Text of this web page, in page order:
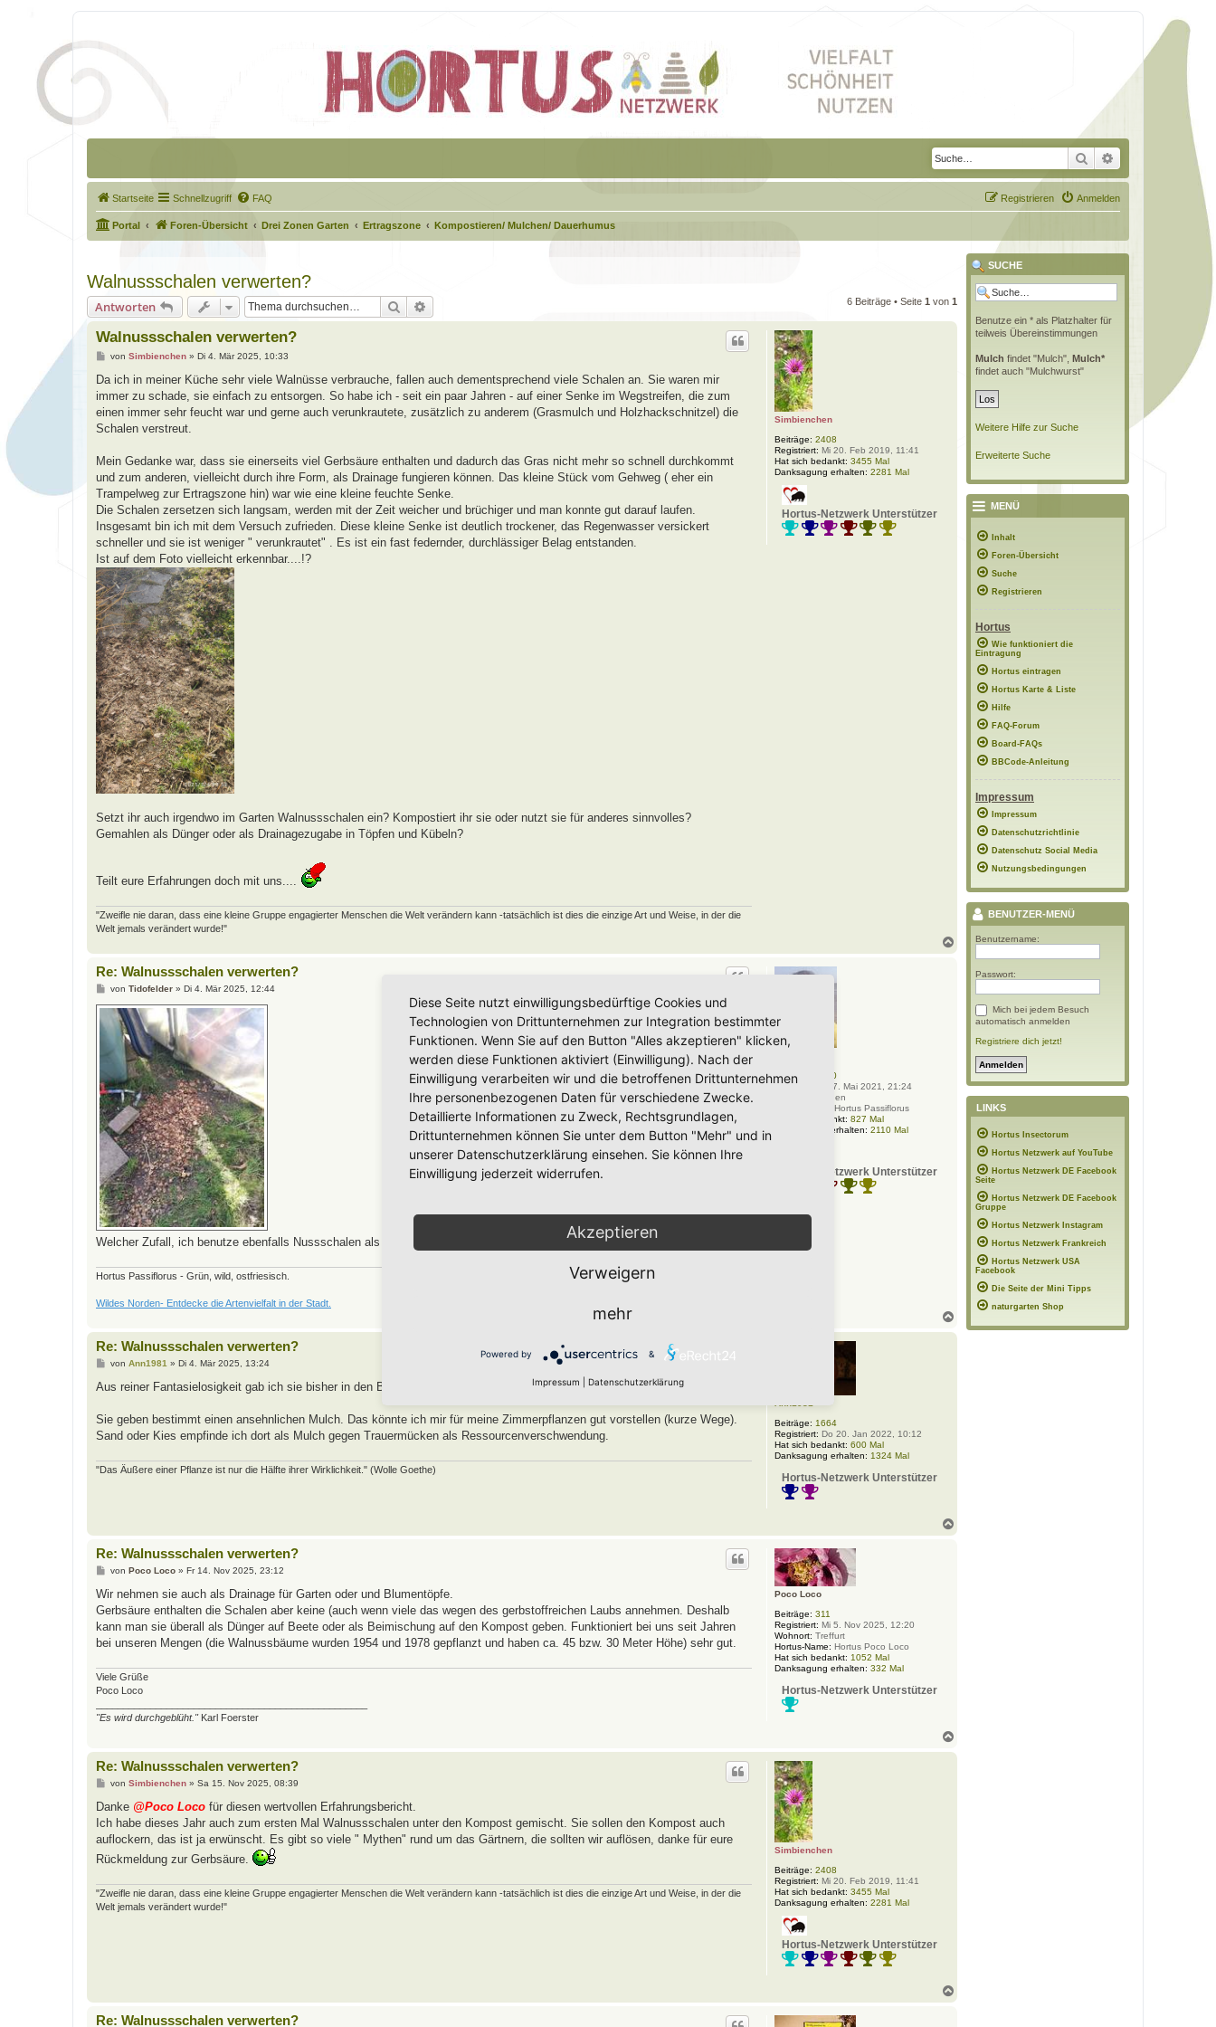
Suche Erweiterte Suche
Startseite Schnellzugriff FAQ Anmelden
Registrieren
Portal Foren-Übersicht Drei Zonen Garten Ertragszone Kompostieren/ Mulchen/ Dauerhumus
Walnussschalen verwerten?
Antworten Suche 6 Beiträge • Seite 1 von 1
Simbienchen
Beiträge: 2408
Registriert: Mi 20. Feb 2019, 11:41
Hat sich bedankt: 3455 Mal
Danksagung erhalten: 2281 Mal
Hortus-Netzwerk Unterstützer
Walnussschalen verwerten?
B
i
r
a
von Simbienchen» Di 4. Mär 2025, 10:33
Da ich in meiner Küche sehr viele Walnüsse verbrauche, fallen auch dementsprechend viele Schalen an. Sie waren mir
immer zu schade, sie einfach zu entsorgen. So habe ich - seit ein paar Jahren - auf einer Senke im Wegstreifen, die zum
einen immer sehr feucht war und gerne auch verunkrautete, zusätzlich zu anderem (Grasmulch und Holzhackschnitzel) die
Schalen verstreut.
Mein Gedanke war, dass sie einerseits viel Gerbsäure enthalten und dadurch das Gras nicht mehr so schnell durchkommt
und zum anderen, vielleicht durch ihre Form, als Drainage fungieren können. Das kleine Stück vom Gehweg ( eher ein
Trampelweg zur Ertragszone hin) war wie eine kleine feuchte Senke.
Die Schalen zersetzen sich langsam, werden mit der Zeit weicher und brüchiger und man konnte gut darauf laufen.
Insgesamt bin ich mit dem Versuch zufrieden. Diese kleine Senke ist deutlich trockener, das Regenwasser versickert
schneller und sie ist weniger " verunkrautet" . Es ist ein fast federnder, durchlässiger Belag entstanden.
Ist auf dem Foto vielleicht erkennbar....!?
Setzt ihr auch irgendwo im Garten Walnussschalen ein? Kompostiert ihr sie oder nutzt sie für anderes sinnvolles?
Gemahlen als Dünger oder als Drainagezugabe in Töpfen und Kübeln?
Teilt eure Erfahrungen doch mit uns....
"Zweifle nie daran, dass eine kleine Gruppe engagierter Menschen die Welt verändern kann -tatsächlich ist dies die einzige Art und Weise, in der die
Welt jemals verändert wurde!"
Beiträge:
1710
Registriert:
Fr 7. Mai 2021, 21:24
Norden
Hortus Passiflorus
Hat sich bedankt: 827 Mal
Danksagung erhalten: 2110 Mal
Hortus-Netzwerk Unterstützer
Re: Walnussschalen verwerten?
B
i
r
g
von Tidofelder» Di 4. Mär 2025, 12:44
Welcher Zufall, ich benutze ebenfalls Nussschalen als Drainage. Vor der Gewächshaustür ist es immer feucht.
Hortus Passiflorus - Grün, wild, ostfriesisch.
Wildes Norden- Entdecke die Artenvielfalt in der Stadt.
Beiträge: 1664
Registriert: Do 20. Jan 2022, 10:12
Hat sich bedankt: 600 Mal
Danksagung erhalten: 1324 Mal
Hortus-Netzwerk Unterstützer
Re: Walnussschalen verwerten?
B
a
von Ann1981» Di 4. Mär 2025, 13:24
Aus reiner Fantasielosigkeit gab ich sie bisher in den Bokashi/ Kompost, obwohl ich sie dafür zu hart finde.
Sie geben bestimmt einen ansehnlichen Mulch. Das könnte ich mir für meine Zimmerpflanzen gut vorstellen (kurze Wege).
Sand oder Kies empfinde ich dort als Mulch gegen Trauermücken als Ressourcenverschwendung.
"Das Äußere einer Pflanze ist nur die Hälfte ihrer Wirklichkeit." (Wolle Goethe)
Poco Loco
Beiträge: 311
Registriert: Mi 5. Nov 2025, 12:20
Wohnort: Treffurt
Hortus-Name: Hortus Poco Loco
Hat sich bedankt: 1052 Mal
Danksagung erhalten: 332 Mal
Hortus-Netzwerk Unterstützer
Re: Walnussschalen verwerten?
B
i
r
a
von Poco Loco» Fr 14. Nov 2025, 23:12
Wir nehmen sie auch als Drainage für Garten oder und Blumentöpfe.
Gerbsäure enthalten die Schalen aber keine (auch wenn viele das wegen des gerbstoffreichen Laubs annehmen. Deshalb
kann man sie überall als Dünger auf Beete oder als Beimischung auf den Kompost geben. Funktioniert bei uns seit Jahren
bei unseren Mengen (die Walnussbäume wurden 1954 und 1978 gepflanzt und haben ca. 45 bzw. 30 Meter Höhe) sehr gut.
Viele Grüße
Poco Loco
"Es wird durchgeblüht." Karl Foerster
Simbienchen
Beiträge: 2408
Registriert: Mi 20. Feb 2019, 11:41
Hat sich bedankt: 3455 Mal
Danksagung erhalten: 2281 Mal
Hortus-Netzwerk Unterstützer
Re: Walnussschalen verwerten?
B
i
r
a
von Simbienchen» Sa 15. Nov 2025, 08:39
Danke @Poco Loco für diesen wertvollen Erfahrungsbericht.
Ich habe dieses Jahr auch zum ersten Mal Walnussschalen unter den Kompost gemischt. Sie sollen den Kompost auch
auflockern, das ist ja erwünscht. Es gibt so viele " Mythen" rund um das Gärtnern, die sollten wir auflösen, danke für eure
Rückmeldung zur Gerbsäure.
"Zweifle nie daran, dass eine kleine Gruppe engagierter Menschen die Welt verändern kann -tatsächlich ist dies die einzige Art und Weise, in der die
Welt jemals verändert wurde!"
Re: Walnussschalen verwerten?
SUCHE
Benutze ein * als Platzhalter für
teilweis Übereinstimmungen
Mulch findet "Mulch", Mulch*
findet auch "Mulchwurst"
Weitere Hilfe zur Suche
Erweiterte Suche
MENÜ
Inhalt
Foren-Übersicht
Suche
Registrieren
Hortus
Wie funktioniert die
Eintragung
Hortus eintragen
Hortus Karte & Liste
Hilfe
FAQ-Forum
Board-FAQs
BBCode-Anleitung
Impressum
Impressum
Datenschutzrichtlinie
Datenschutz Social Media
Nutzungsbedingungen
BENUTZER-MENÜ
Benutzername:
Passwort:
Mich bei jedem Besuch
automatisch anmelden
Registriere dich jetzt!
LINKS
Hortus Insectorum
Hortus Netzwerk auf YouTube
Hortus Netzwerk DE Facebook
Seite
Hortus Netzwerk DE Facebook
Gruppe
Hortus Netzwerk Instagram
Hortus Netzwerk Frankreich
Hortus Netzwerk USA
Facebook
Die Seite der Mini Tipps
naturgarten Shop
Diese Seite nutzt einwilligungsbedürftige Cookies und
Technologien von Drittunternehmen zur Integration bestimmter
Funktionen. Wenn Sie auf den Button "Alles akzeptieren" klicken,
werden diese Funktionen aktiviert (Einwilligung). Nach der
Einwilligung verarbeiten wir und die betroffenen Drittunternehmen
Ihre personenbezogenen Daten für verschiedene Zwecke.
Detaillierte Informationen zu Zweck, Rechtsgrundlagen,
Drittunternehmen können Sie unter dem Button "Mehr" und in
unserer Datenschutzerklärung einsehen. Sie können Ihre
Einwilligung jederzeit widerrufen.
Akzeptieren
Verweigern
mehr
Powered by &
Impressum Datenschutzerklärung